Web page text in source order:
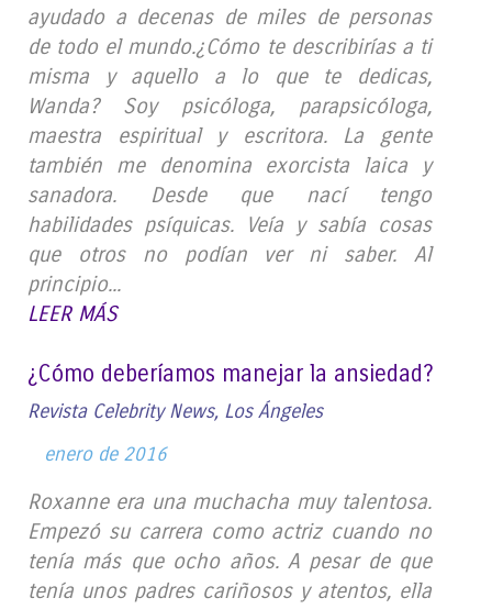
ayudado a decenas de miles de personas
de todo el mundo.¿Cómo te describirías a ti
misma y aquello a lo que te dedicas,
Wanda? Soy psicóloga, parapsicóloga,
maestra espiritual y escritora. La gente
también me denomina exorcista laica y
sanadora. Desde que nací tengo
habilidades psíquicas. Veía y sabía cosas
que otros no podían ver ni saber. Al
principio...
LEER MÁS
¿Cómo deberíamos manejar la ansiedad?
Revista Celebrity News, Los Ángeles
enero de 2016
Roxanne era una muchacha muy talentosa.
Empezó su carrera como actriz cuando no
tenía más que ocho años. A pesar de que
tenía unos padres cariñosos y atentos, ella